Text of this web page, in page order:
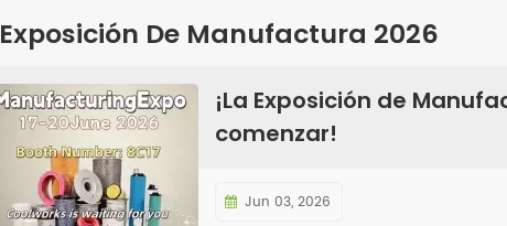
Exposición De Manufactura 2026
¡La Exposición de
comenzar!
Jun 03, 2026